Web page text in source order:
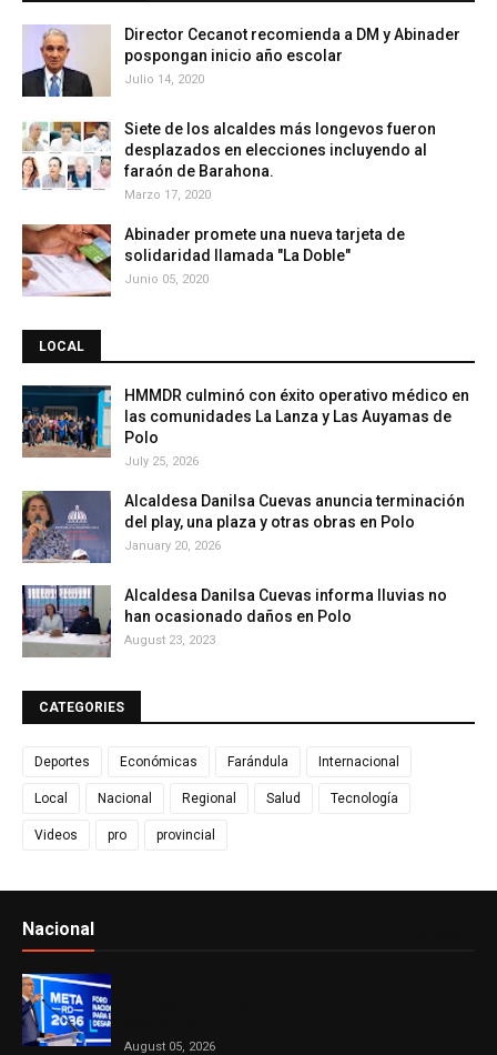
Director Cecanot recomienda a DM y Abinader
pospongan inicio año escolar
Julio 14, 2020
Siete de los alcaldes más longevos fueron
desplazados en elecciones incluyendo al
faraón de Barahona.
Marzo 17, 2020
Abinader promete una nueva tarjeta de
solidaridad llamada "La Doble"
Junio 05, 2020
LOCAL
HMMDR culminó con éxito operativo médico en
las comunidades La Lanza y Las Auyamas de
Polo
July 25, 2026
Alcaldesa Danilsa Cuevas anuncia terminación
del play, una plaza y otras obras en Polo
January 20, 2026
Alcaldesa Danilsa Cuevas informa lluvias no
han ocasionado daños en Polo
August 23, 2023
CATEGORIES
Deportes Económicas Farándula Internacional
Local Nacional Regional Salud Tecnología
Videos pro provincial
Nacional
August 05, 2026